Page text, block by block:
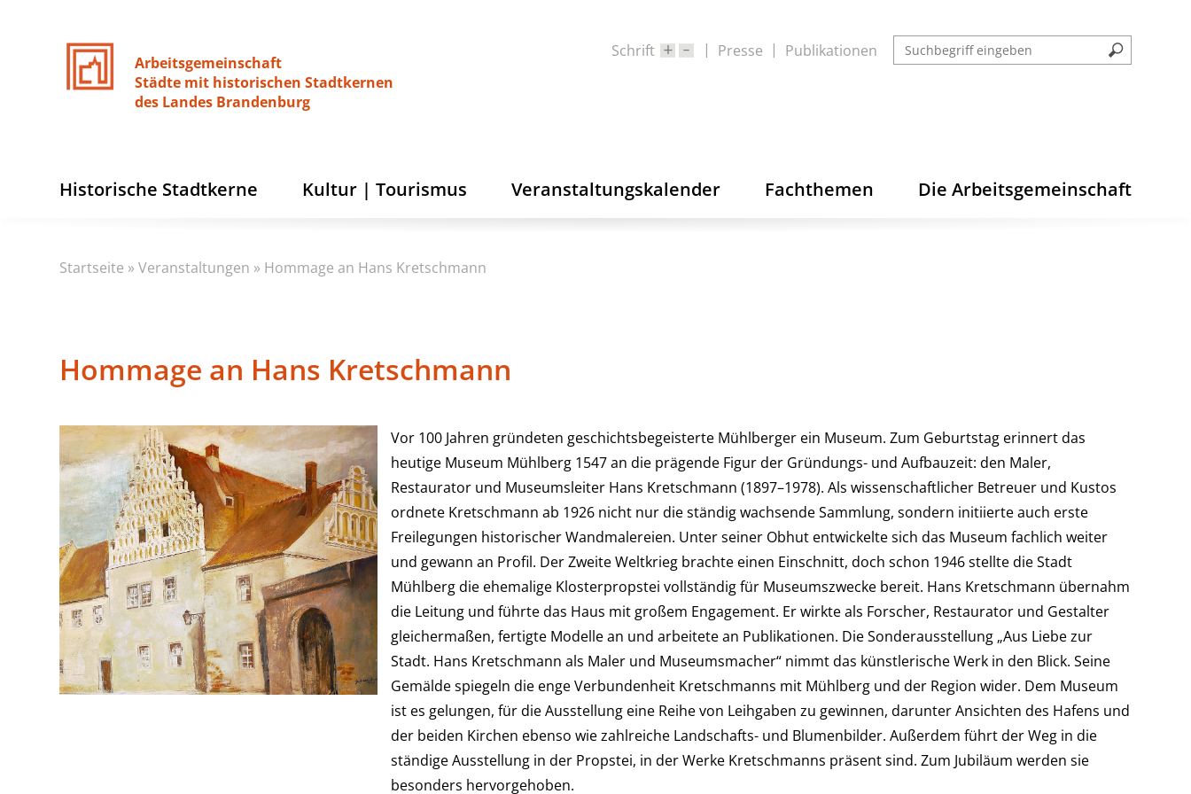
Arbeitsgemeinschaft
Städte mit historischen Stadtkernen
des Landes Brandenburg
Schrift Presse Publikationen
Historische Stadtkerne Kultur | Tourismus Veranstaltungskalender Fachthemen Die Arbeitsgemeinschaft
Startseite »Veranstaltungen » Hommage an Hans Kretschmann
Hommage an Hans Kretschmann
Vor 100 Jahren gründeten geschichtsbegeisterte Mühlberger ein Museum. Zum Geburtstag erinnert das
heutige Museum Mühlberg 1547 an die prägende Figur der Gründungs- und Aufbauzeit: den Maler,
Restaurator und Museumsleiter Hans Kretschmann (1897–1978). Als wissenschaftlicher Betreuer und Kustos
ordnete Kretschmann ab 1926 nicht nur die ständig wachsende Sammlung, sondern initiierte auch erste
Freilegungen historischer Wandmalereien. Unter seiner Obhut entwickelte sich das Museum fachlich weiter
und gewann an Profil. Der Zweite Weltkrieg brachte einen Einschnitt, doch schon 1946 stellte die Stadt
Mühlberg die ehemalige Klosterpropstei vollständig für Museumszwecke bereit. Hans Kretschmann übernahm
die Leitung und führte das Haus mit großem Engagement. Er wirkte als Forscher, Restaurator und Gestalter
gleichermaßen, fertigte Modelle an und arbeitete an Publikationen. Die Sonderausstellung „Aus Liebe zur
Stadt. Hans Kretschmann als Maler und Museumsmacher“ nimmt das künstlerische Werk in den Blick. Seine
Gemälde spiegeln die enge Verbundenheit Kretschmanns mit Mühlberg und der Region wider. Dem Museum
ist es gelungen, für die Ausstellung eine Reihe von Leihgaben zu gewinnen, darunter Ansichten des Hafens und
der beiden Kirchen ebenso wie zahlreiche Landschafts- und Blumenbilder. Außerdem führt der Weg in die
ständige Ausstellung in der Propstei, in der Werke Kretschmanns präsent sind. Zum Jubiläum werden sie
besonders hervorgehoben.